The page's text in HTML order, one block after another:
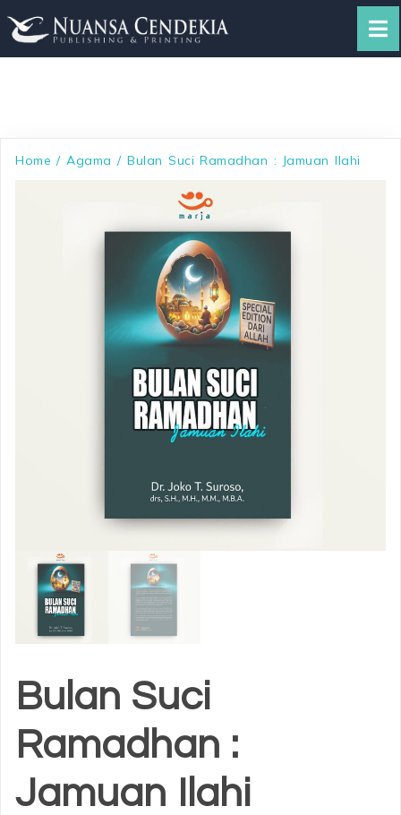
Home /Agama / Bulan Suci Ramadhan : Jamuan Ilahi
Bulan Suci
Ramadhan :
Jamuan Ilahi